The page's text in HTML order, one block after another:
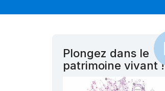
Plongez dans le
patrimoine vivant !